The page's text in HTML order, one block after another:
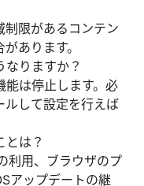
限があるコンテン
あります。
りますか？
能は停止します。必
ルして設定を行えば
とは？
利用、ブラウザのプ
アップデートの継